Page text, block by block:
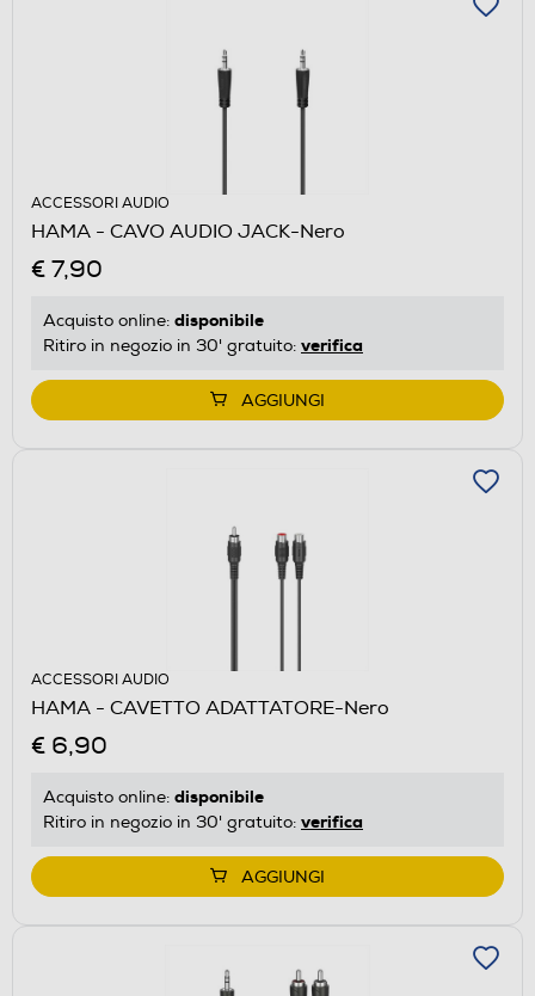
ACCESSORI AUDIO
HAMA - CAVO AUDIO JACK-Nero
€ 7,90
Acquisto online: disponibile
Ritiro in negozio in 30' gratuito: verifica
AGGIUNGI
ACCESSORI AUDIO
HAMA - CAVETTO ADATTATORE-Nero
€ 6,90
Acquisto online: disponibile
Ritiro in negozio in 30' gratuito: verifica
AGGIUNGI